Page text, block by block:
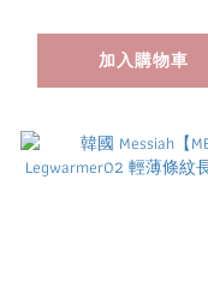
加入購物車